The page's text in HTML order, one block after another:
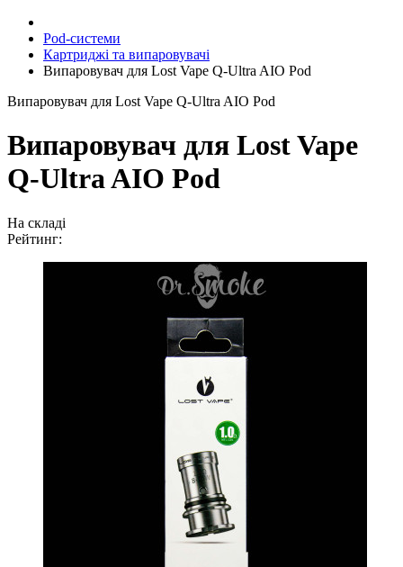
Pod-системи
Картриджі та випаровувачі
Випаровувач для Lost Vape Q-Ultra AIO Pod
Випаровувач для Lost Vape Q-Ultra AIO Pod
Випаровувач для Lost Vape
Q-Ultra AIO Pod
На складі
Рейтинг: